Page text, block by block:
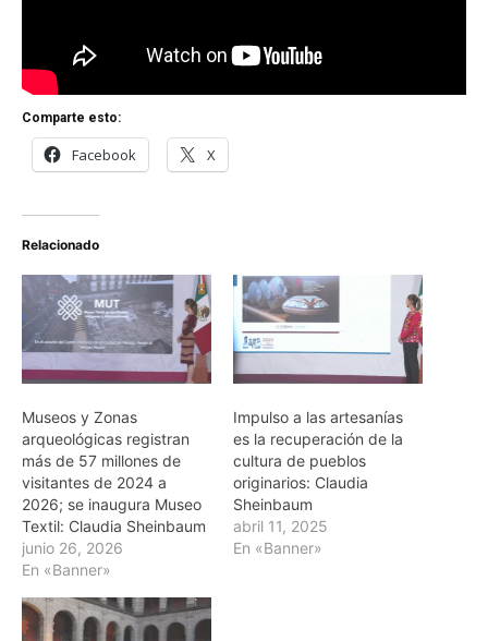
Comparte esto:
Facebook X
Relacionado
Museos y Zonas
arqueológicas registran
más de 57 millones de
visitantes de 2024 a
2026; se inaugura Museo
Textil: Claudia Sheinbaum
junio 26, 2026
En «Banner»
Impulso a las artesanías
es la recuperación de la
cultura de pueblos
originarios: Claudia
Sheinbaum
abril 11, 2025
En «Banner»